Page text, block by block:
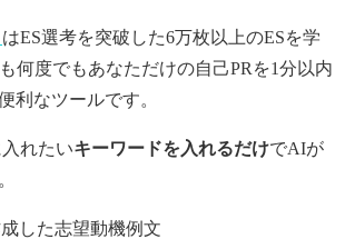
はES選考を突破した6万枚以上のESを学
何度でもあなただけの自己PR を1分以内
利なツールです。
れたいキーワードを入れるだけでAIが
した志望動機例文